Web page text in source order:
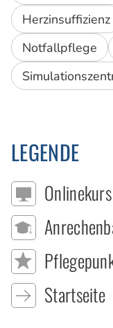
Herzinsuffizienz
Notfallpflege
LEGENDE
Onlinekurs
Startseite